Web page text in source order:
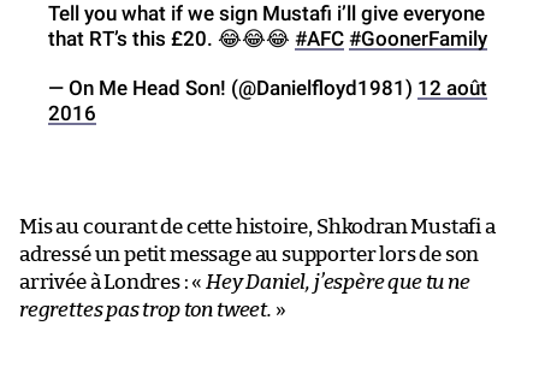
Tell you what if we sign Mustafi i’ll give everyone
that RT’s this £20. 😂😂😂 #AFC #GoonerFamily
— On Me Head Son! (@Danielfloyd1981) 12 août
2016
Mis au courant de cette histoire, Shkodran Mustafi a
adressé un petit message au supporter lors de son
arrivée à Londres : «Hey Daniel, j’espère que tu ne
regrettes pas trop ton tweet. »